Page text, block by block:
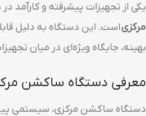
یکی از تجهیزات پیشرفته و کارآمد در
مرکزیاست. این دستگاه به دلیل
بهینه، جایگاه ویژه‌ای در میان
معرفی دستگاه ساکشن
دستگاه ساکشن مرکزی، سیستمی